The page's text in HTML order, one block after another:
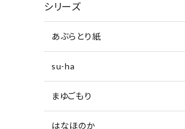
シリーズ
あぶらとり紙
su-ha
まゆごもり
はなほのか